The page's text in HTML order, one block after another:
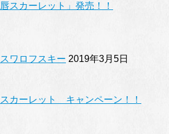
スカーレット」発売！！
ワロフスキー 2019年3月5日
カーレット キャンペーン！！